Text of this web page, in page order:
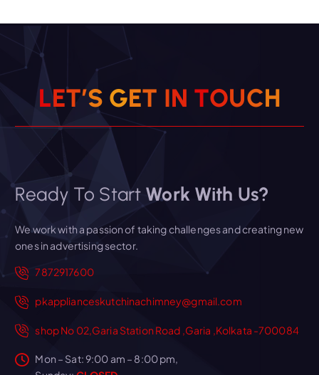
LET’S GET IN TOUCH
Ready To Start Work With Us?
We work with a passion of taking challenges and creating new
ones in advertising sector.
7872917600
pkapplianceskutchinachimney@gmail.com
shop No 02,Garia Station Road ,Garia ,Kolkata -700084
Mon – Sat: 9:00 am – 8:00 pm,